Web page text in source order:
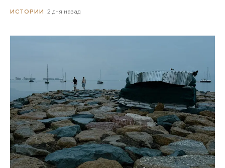
ИСТОРИИ 2 дня назад